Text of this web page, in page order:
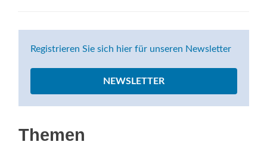
Registrieren Sie sich hier für unseren Newsletter
NEWSLETTER
Themen